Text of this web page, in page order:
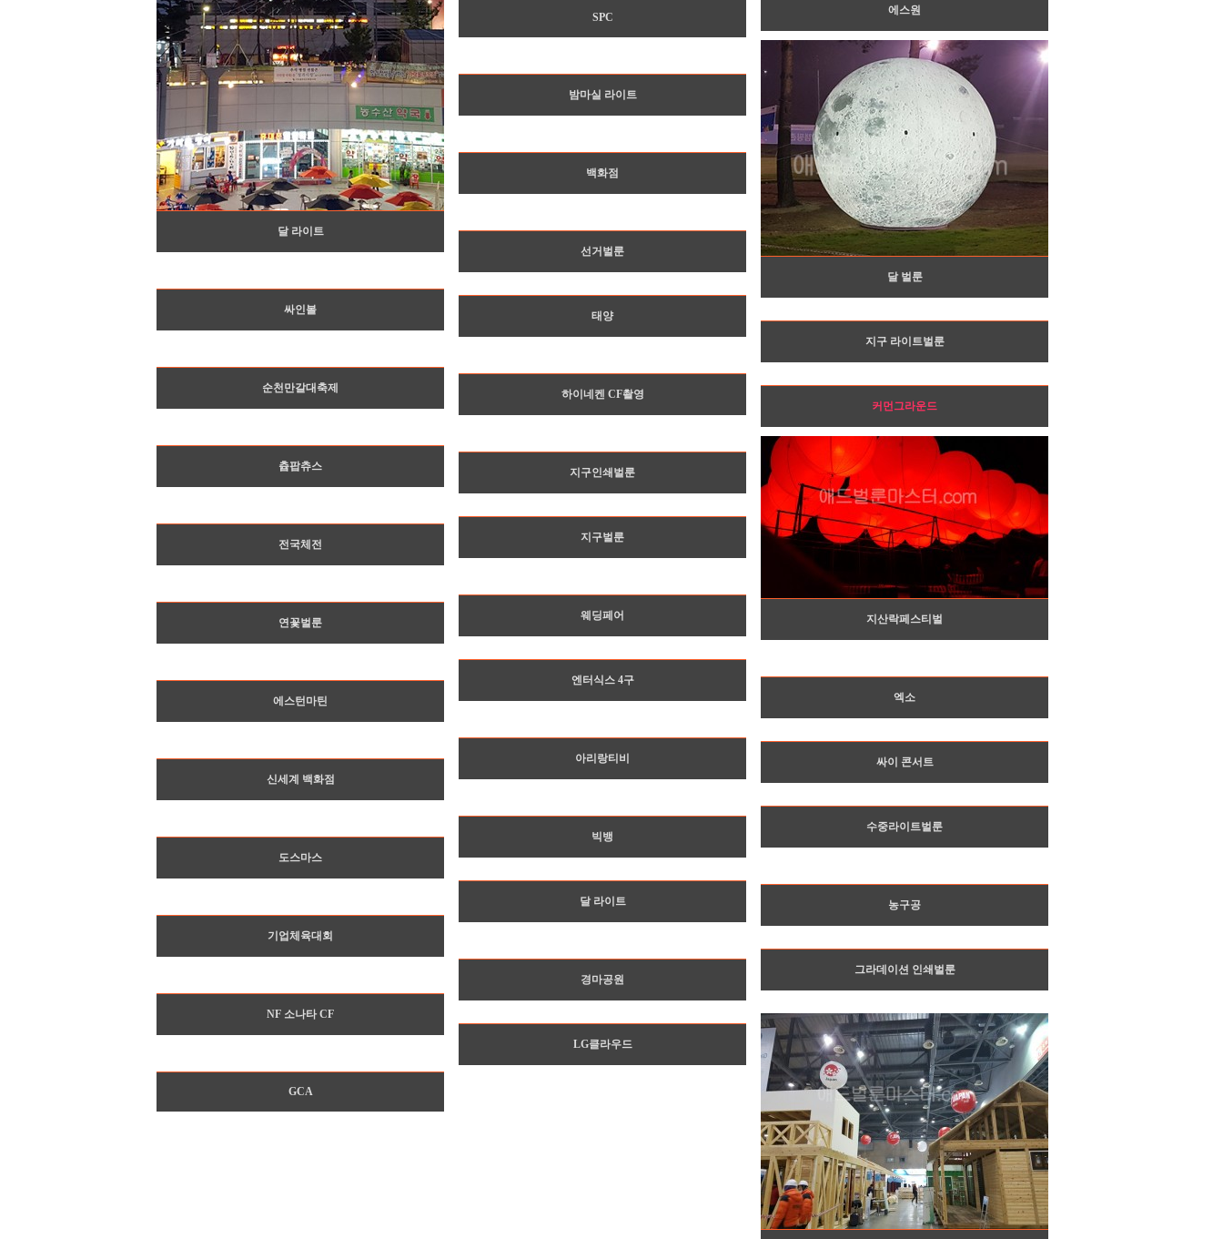
달 라이트
에스원
SPC
달 벌룬
밤마실 라이트
백화점
선거벌룬
싸인볼
태양
지구 라이트벌룬
순천만갈대축제
하이네켄 CF촬영
커먼그라운드
츕팝츄스
지산락페스티벌
지구인쇄벌룬
지구벌룬
전국체전
웨딩페어
연꽃벌룬
엔터식스 4구
엑소
에스턴마틴
아리랑티비
싸이 콘서트
신세계 백화점
수중라이트벌룬
빅뱅
도스마스
달 라이트 농구공
기업체육대회
그라데이션 인쇄벌룬
경마공원
NF 소나타 CF
LG클라우드
GCA